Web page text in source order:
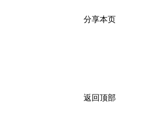
分享本页
返回顶部